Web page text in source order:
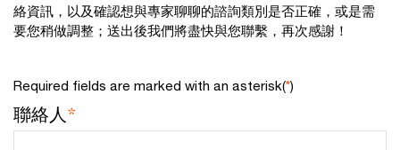
絡資訊，以及確認想與專家聊聊的諮詢類別是否正確，或是需
要您稍做調整；送出後我們將盡快與您聯繫，再次感謝！
Required fields are marked with an asterisk(*)
聯絡人*